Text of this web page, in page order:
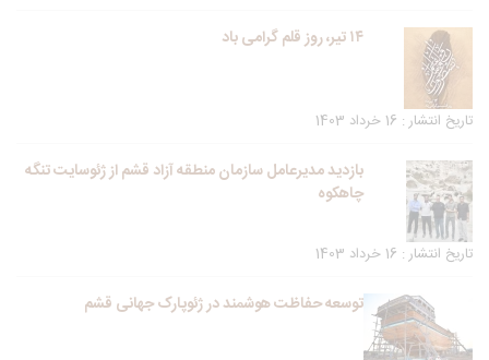
۱۴ تیر، روز قلم گرامی باد
تاریخ انتشار : 16 خرداد 1403
بازدید مدیرعامل سازمان منطقه آزاد قشم از ژئوسایت تنگه
چاهکوه
تاریخ انتشار : 16 خرداد 1403
توسعه حفاظت هوشمند در ژئوپارک جهانی قشم